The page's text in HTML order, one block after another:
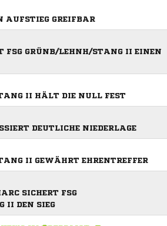
AUFSTIEG GREIFBAR
FSG GRÜNB/LEHNH/STANG II EINEN
II HÄLT DIE NULL FEST
DEUTLICHE NIEDERLAGE
II GEWÄHRT EHRENTREFFER
SICHERT FSG
II DEN SIEG